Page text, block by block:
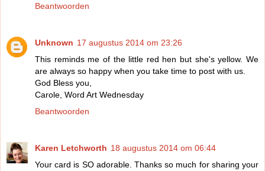
Beantwoorden
Unknown 17 augustus 2014 om 23:26
This reminds me of the little red hen but she's yellow. We
are always so happy when you take time to post with us.
God Bless you,
Carole, Word Art Wednesday
Beantwoorden
Karen Letchworth 18 augustus 2014 om 06:44
Your card is SO adorable. Thanks so much for sharing your